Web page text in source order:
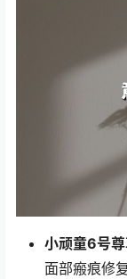
小顽童6号
面部瘢痕修